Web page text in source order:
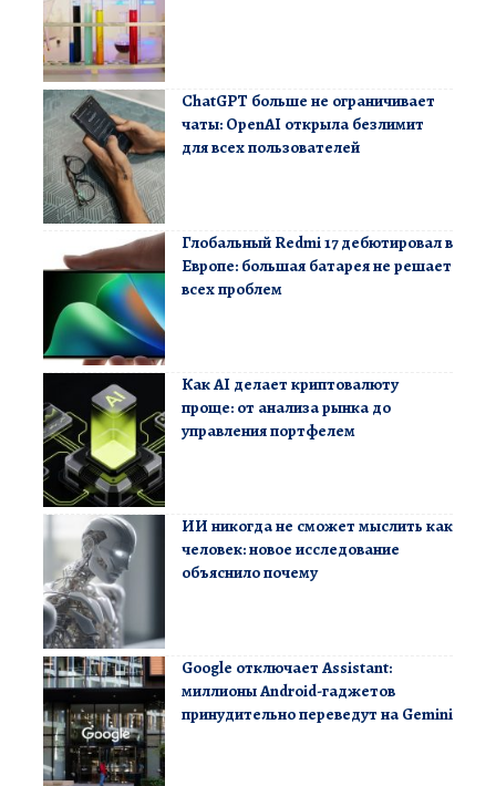
ChatGPT больше не ограничивает
чаты: OpenAI открыла безлимит
для всех пользователей
Глобальный Redmi 17 дебютировал в
Европе: большая батарея не решает
всех проблем
Как AI делает криптовалюту
проще: от анализа рынка до
управления портфелем
ИИ никогда не сможет мыслить как
человек: новое исследование
объяснило почему
Google отключает Assistant:
миллионы Android-гаджетов
принудительно переведут на Gemini